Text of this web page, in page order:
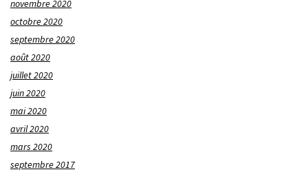
novembre 2020
octobre 2020
septembre 2020
août 2020
juillet 2020
juin 2020
mai 2020
avril 2020
mars 2020
septembre 2017